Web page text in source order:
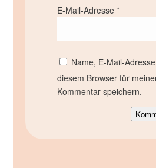
E-Mail-Adresse *
Name, E-Mail-
diesem Browser für
Kommentar speichern.